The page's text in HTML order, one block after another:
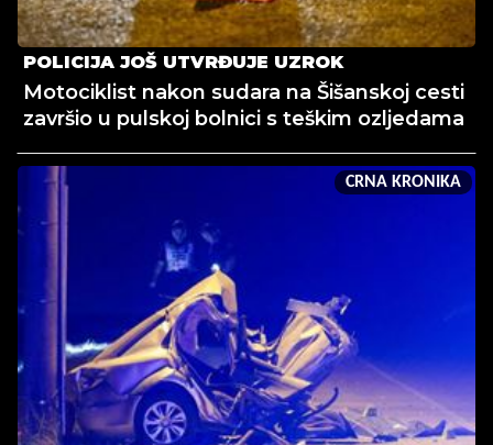
POLICIJA JOŠ UTVRĐUJE UZROK
Motociklist nakon sudara na Šišanskoj cesti
završio u pulskoj bolnici s teškim ozljedama
CRNA KRONIKA